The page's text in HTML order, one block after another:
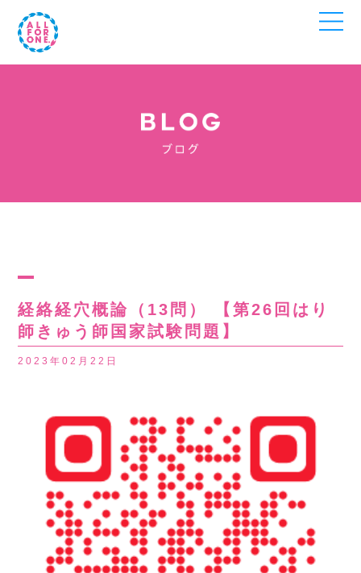
経絡経穴概論（13問） 【第26回はり
師きゅう師国家試験問題】
2023年02月22日